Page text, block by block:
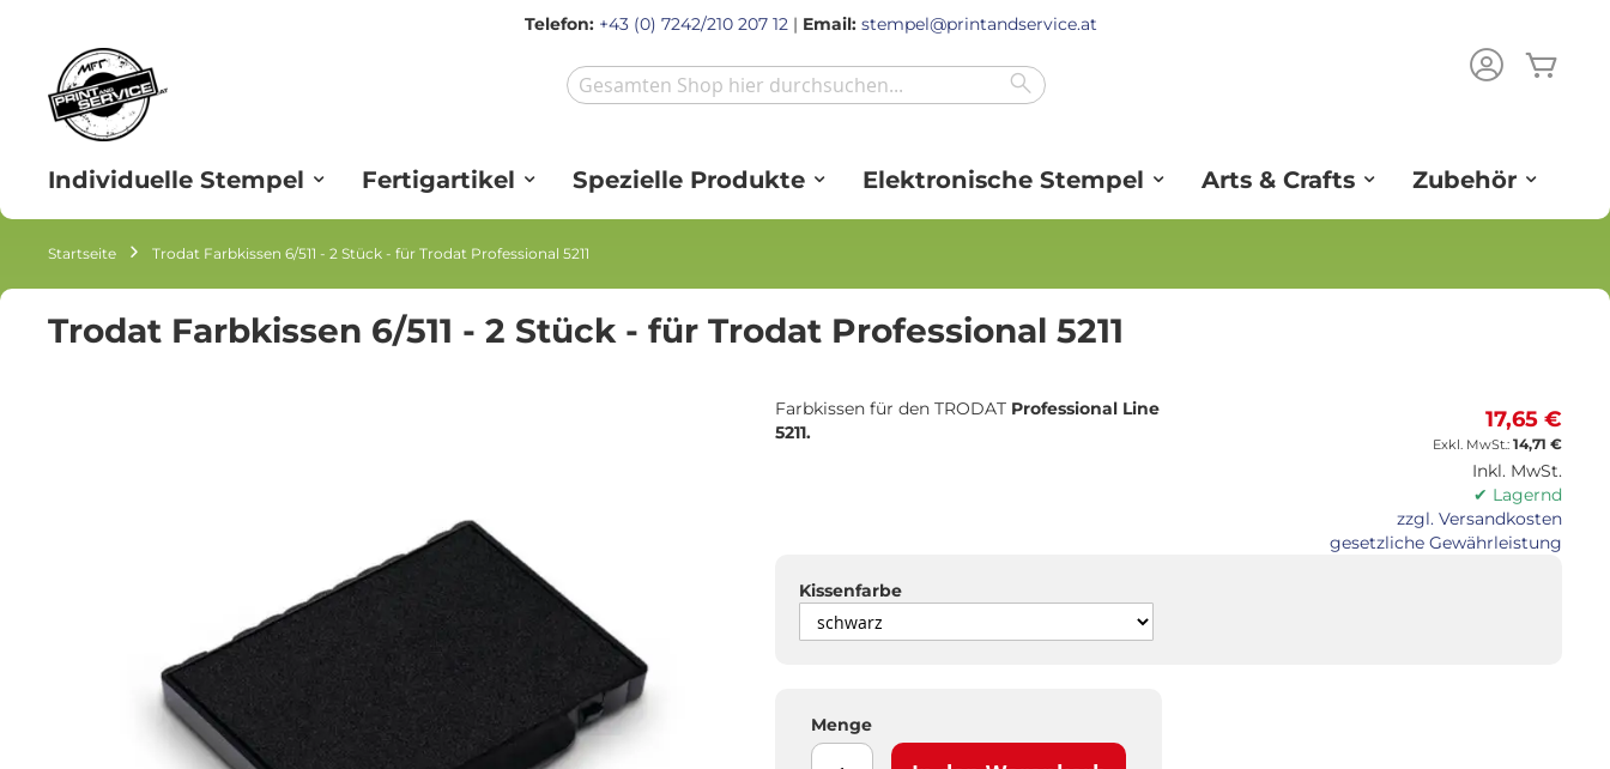
Telefon: +43 (0) 7242/210 207 12 | Email: stempel@printandservice.at
springen
Search
Individuelle Stempel Fertigartikel Spezielle Produkte Elektronische Stempel Arts & Crafts Zubehör
Startseite Trodat Farbkissen 6/511 - 2 Stück - für Trodat Professional 5211
Trodat Farbkissen 6/511 - 2 Stück - für Trodat Professional 5211
17,65 €
14,71 €
Inkl. MwSt.
✔ Lagernd
zzgl. Versandkosten
gesetzliche Gewährleistung
Farbkissen für den TRODAT Professional Line
5211.
Kissenfarbe
Menge